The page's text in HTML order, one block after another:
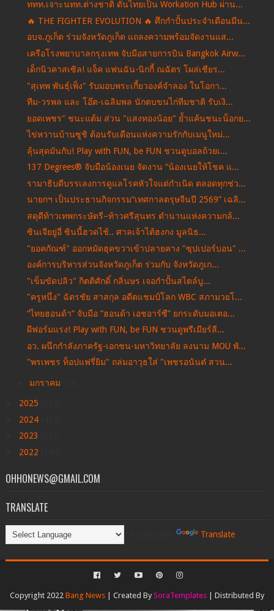
ททท.เจาะนทท.ต่างชาติ ดันไทยเป็น Workation Hub ผ่าน...
🔥 THE FIGHTER EVOLUTION 🔥 ศึกกำปั้นประจำเดือนมีน...
อบจ.ภูเก็ต ร่วมจังหวัดภูเก็ต แถลงความพร้อมจัดงานแส...
เครือโรงพยาบาลกรุงเทพ จับมือสายการบิน Bangkok Airw...
เด็กนิวคาสเซิล! แจ็ค แฟนฉัน-นิกกี้ ณฉัตร โผล่เชียร...
"สุเทพ พันธุ์เพ็ง" รับมอบพระเกี้ยวองค์จำลอง ในโอกา...
ทีม-วรพล และ โอ๊ต-เฉลิมพล นักตบขนไก่ทีมชาติ รับเงิ...
ยอดเพชร" ชนะแต้ม ส่วน "แสงทองน้อย" ย้ำแค้นชนะน็อกย...
ไข่หวานบ้านซูชิ ต้อนรับเดือนแห่งความรักกับเมนูใหม่...
ลุ้นสุดมันกับ! Play with FUN, be FUN ชวนดูบอลถ้วยเ...
137 Degrees® จับมือน้องเนย จัดงาน “น้องเนยให้โชค แ...
รามาธิบดีบรรเลงการดูแลโรคหัวใจแต่กำเนิด ตลอดทุกช่ว...
นายกฯ เป็นประธานกิจกรรม“เทศกาลตรุษจีนปี 2569” เฉลิ...
สดุดีท้าวเทพกระษัตรี–ท้าวศรีสุนทร ตำนานแห่งความกล้...
ซินเจียยู่อี่ ซินนี้ฮวดไช้.. ศาลเจ้าไต้ฮงกง มูลนิธ...
"ยอคกัณฑ์" ออกหมัดฮุคขวาเข้าปลายคาง "ซุปเปอร์บอน" ...
องค์การบริหารส่วนจังหวัดภูเก็ต ร่วมกับ จังหวัดภูเก...
"เข็มขัดปลิว" กิตติศักดิ์ กลิ่นษร เจอกำปั้นสไตล์บู...
"ครูหนึ่ง" ฉัตรชัย สาสกุล อดีตแชมป์โลก WBC สภามวยโ...
“ไทยฮอนด้า” จับมือ “ฮอนด้า เอชอาร์ซี” ยกระดับมอเตอ...
ผีฟอร์มแรง! Play with FUN, be FUN ชวนดูพรีเมียร์ลี...
อว. ผนึกกำลังภาครัฐ-เอกชน-มหาวิทยาลัย ลงนาม MOU พั...
"พรเพชร ท็อปแฟรี่ยิม" ถล่มอาวุธใส่ "เพชรอนันต๋ สวน...
มกราคม
2025
2024
2023
2022
OHHONEWS@GMAIL.COM
TRANSLATE
Translate
Copyright 2022 Bang News| Created By SoraTemplates| Distributed By